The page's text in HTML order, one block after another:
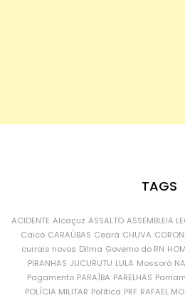
TAGS
ACIDENTE Alcaçuz ASSALTO ASSEMBLEIA
Caicó CARAÚBAS Ceará CHUVA
currais novos Dilma Governo do RN
PIRANHAS JUCURUTU LULA Mossoró
Pagamento PARAÍBA PARELHAS
POLÍCIA MILITAR Política PRF RAFAEL